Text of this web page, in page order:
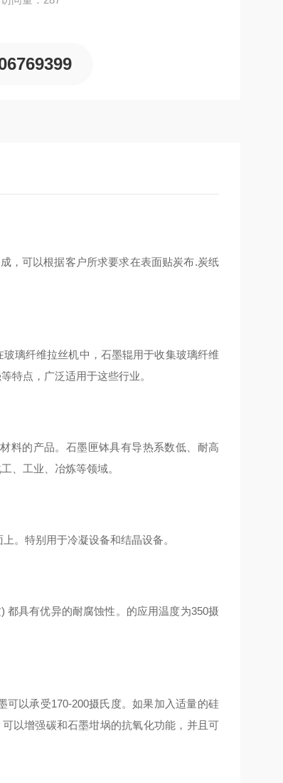
，可以根据客户所求要求在表面贴炭布.炭纸
璃纤维拉丝机中，石墨辊用于收集玻璃纤维
特点，广泛适用于这些行业。
料的产品。石墨匣钵具有导热系数低、耐高
、工业、冶炼等领域。
。特别用于冷凝设备和结晶设备。
都具有优异的耐腐蚀性。的应用温度为350摄
以承受170-200摄氏度。如果加入适量的硅
以增强碳和石墨坩埚的抗氧化功能，并且可